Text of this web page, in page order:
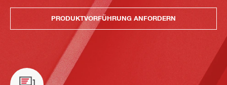
PRODUKTVORFÜHRUNG ANFORDERN